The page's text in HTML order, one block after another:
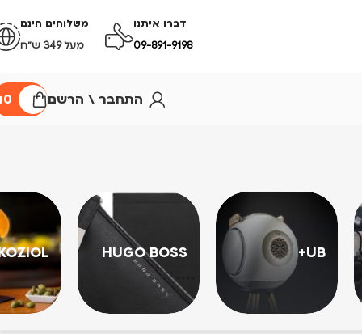
דברו איתנו
09-891-9198
משלוחים חינם
מעל 349 ש״ח
התחבר \ הרשם 0
UB+
HUGO BOSS